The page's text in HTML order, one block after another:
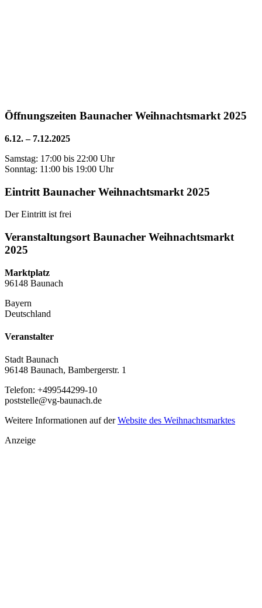
Öffnungszeiten Baunacher Weihnachtsmarkt 2025
6.12. – 7.12.2025
Samstag: 17:00 bis 22:00 Uhr
Sonntag: 11:00 bis 19:00 Uhr
Eintritt Baunacher Weihnachtsmarkt 2025
Der Eintritt ist frei
Veranstaltungsort Baunacher Weihnachtsmarkt
2025
Marktplatz
96148 Baunach
Bayern
Deutschland
Veranstalter
Stadt Baunach
96148 Baunach, Bambergerstr. 1
Telefon: +499544299-10
poststelle@vg-baunach.de
Weitere Informationen auf derWebsite des Weihnachtsmarktes
Anzeige